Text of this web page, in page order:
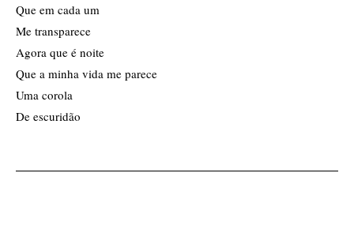
Que em cada um
Me transparece
Agora que é noite
Que a minha vida me parece
Uma corola
De escuridão